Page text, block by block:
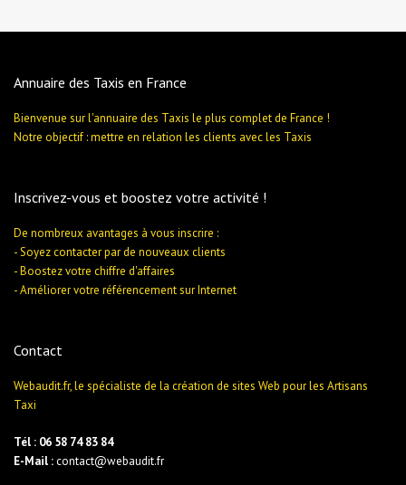
Annuaire des Taxis en France
Bienvenue sur l'annuaire des Taxis le plus complet de France !
Notre objectif : mettre en relation les clients avec les Taxis
Inscrivez-vous et boostez votre activité !
De nombreux avantages à vous inscrire :
- Soyez contacter par de nouveaux clients
- Boostez votre chiffre d'affaires
- Améliorer votre référencement sur Internet
Contact
Webaudit.fr, le spécialiste de la création de sites Web pour les Artisans
Taxi
Tél : 06 58 74 83 84
E-Mail :contact@webaudit.fr